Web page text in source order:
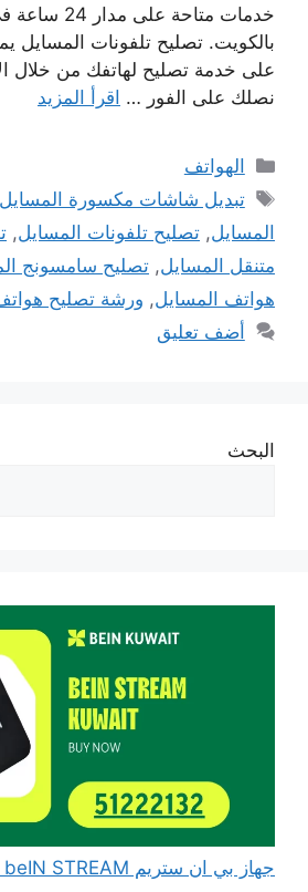
خدمات متاحة
بالكويت. تصليح تلفونات المسايل
على خدمة تصليح لهاتفك من خلال
نصلك على الفور … اقرأ المزيد
التصنيفات
الهواتف
الوسوم
تبديل شاشات مكسورة المسايل
المسايل, تصليح تلفونات المسايل,
متنقل المسايل, تصليح سامسونج
هواتف المسايل, ورشة تصليح
أضف تعليق
البحث
جهاز بي ان ستريم beIN STREAM الكويت مع اشتراك